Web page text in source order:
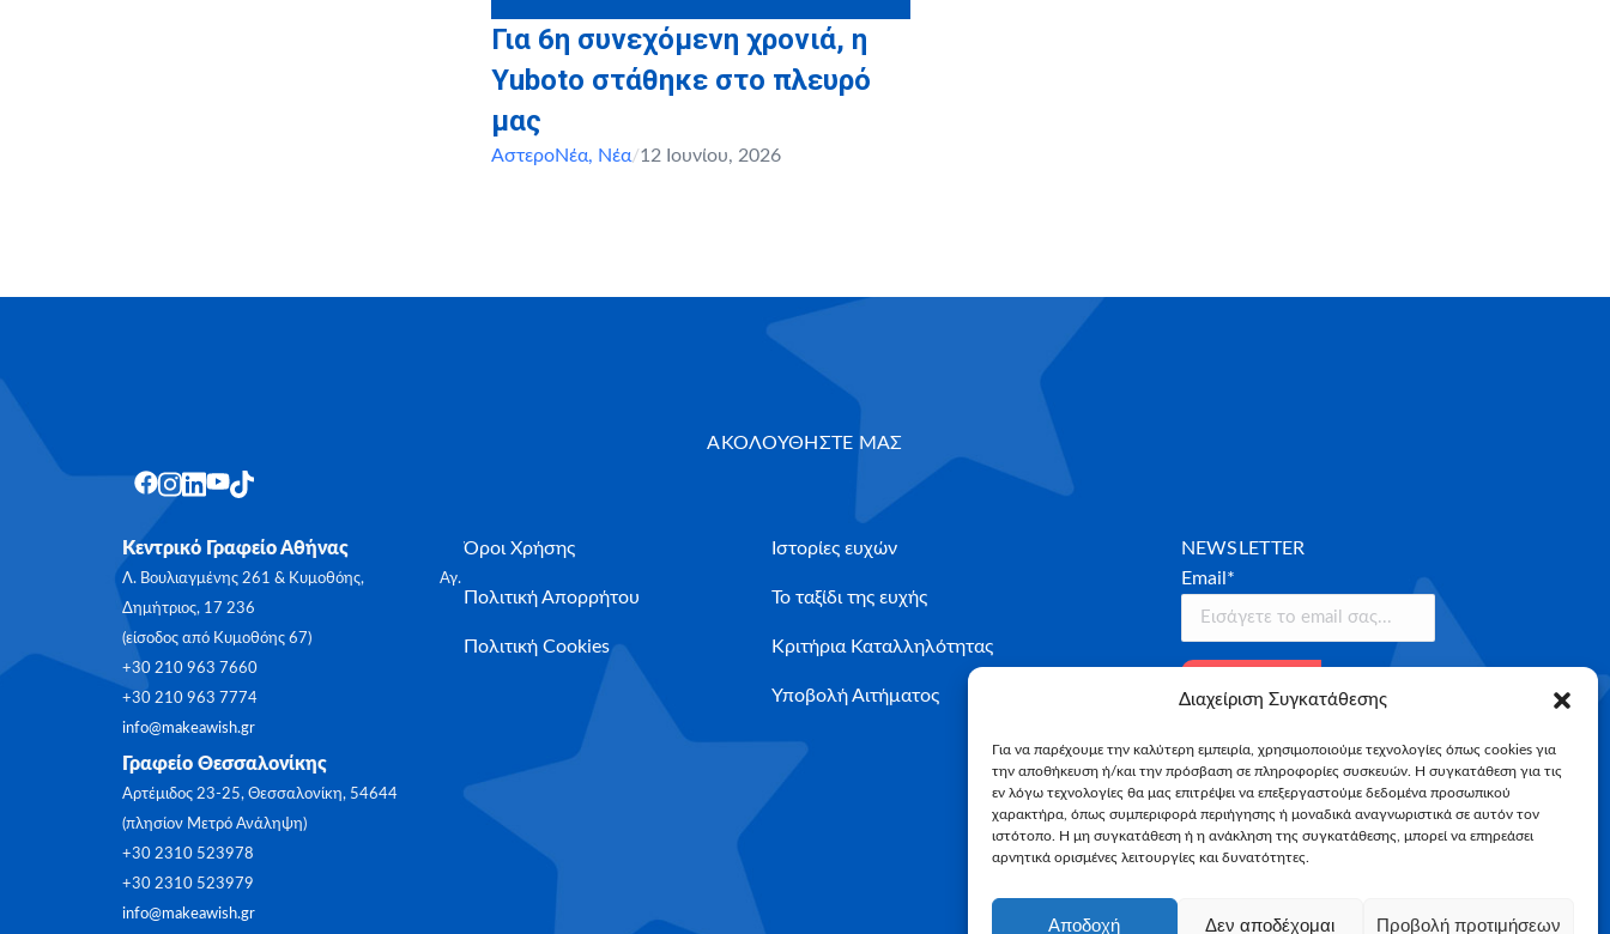
Διαχείριση Συγκατάθεσης
Για να παρέχουμε την καλύτερη εμπειρία, χρησιμοποιούμε τεχνολογίες όπως cookies για
την αποθήκευση ή/και την πρόσβαση σε πληροφορίες συσκευών. Η συγκατάθεση για τις
εν λόγω τεχνολογίες θα μας επιτρέψει να επεξεργαστούμε δεδομένα προσωπικού
χαρακτήρα, όπως συμπεριφορά περιήγησης ή μοναδικά αναγνωριστικά σε αυτόν τον
ιστότοπο. Η μη συγκατάθεση ή η ανάκληση της συγκατάθεσης, μπορεί να επηρεάσει
αρνητικά ορισμένες λειτουργίες και δυνατότητες.
Αποδοχή Δεν αποδέχομαι Προβολή προτιμήσεων
Για 6η συνεχόμενη χρονιά, η
Yuboto στάθηκε στο πλευρό
μας
ΑστεροΝέα, Νέα/12 Ιουνίου, 2026
ΑΚΟΛΟΥΘΗΣΤΕ ΜΑΣ
Κεντρικό Γραφείο Αθήνας
Λ. Βουλιαγμένης 261 & Κυμοθόης, Αγ.
Δημήτριος, 17 236
(είσοδος από Κυμοθόης 67)
+30 210 963 7660
+30 210 963 7774
info@makeawish.gr
Γραφείο Θεσσαλονίκης
Αρτέμιδος 23-25, Θεσσαλονίκη, 54644
(πλησίον Μετρό Ανάληψη)
+30 2310 523978
+30 2310 523979
info@makeawish.gr
Όροι Χρήσης
Πολιτική Απορρήτου
Πολιτική Cookies
Ιστορίες ευχών
Το ταξίδι της ευχής
Κριτήρια Καταλληλότητας
Υποβολή Αιτήματος
NEWSLETTER
Email*